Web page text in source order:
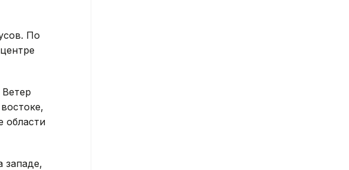
По
области
западе,